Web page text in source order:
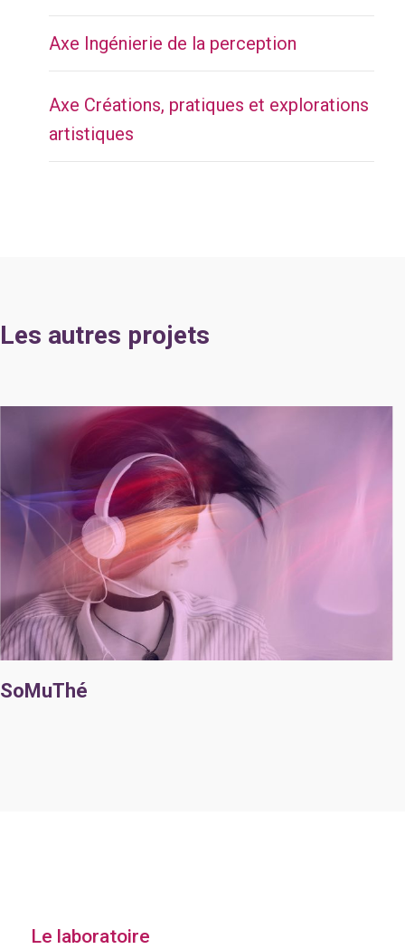
Axe Ingénierie de la perception
Axe Créations, pratiques et explorations
artistiques
Les autres projets
SoMuThé
Le laboratoire